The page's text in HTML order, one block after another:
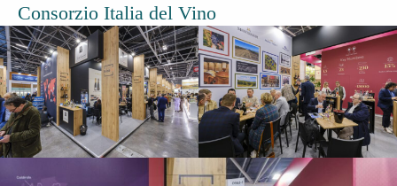
Consorzio Italia del Vino